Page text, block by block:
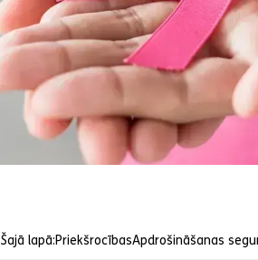
Šajā lapā:PriekšrocībasApdrošināšanas